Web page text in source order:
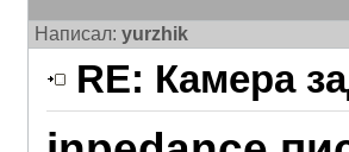
Написал: yurzhik
RE: Камера